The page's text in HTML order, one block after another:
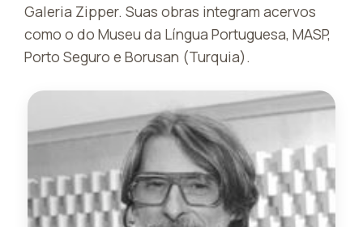
Galeria Zipper. Suas obras integram acervos
como o do Museu da Língua Portuguesa, MASP,
Porto Seguro e Borusan (Turquia).